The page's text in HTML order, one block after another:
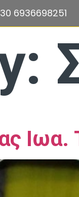
6936698251
Ιωα.